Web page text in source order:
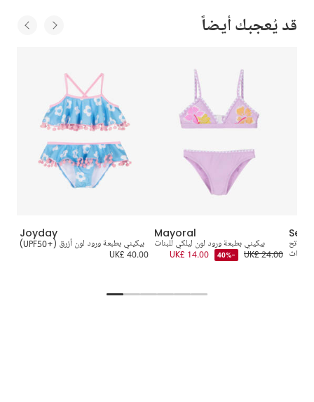
قد يُعجبك أيضاً
Joyday
بيكيني بطبعة ورود لون أزرق (+UPF50)
UK£ 40.00
Mayoral
بيكيني بطبعة ورود لون ليلكي للبنات
UK£ 24.00
-40%
UK£ 14.00
فاتح
للبنات